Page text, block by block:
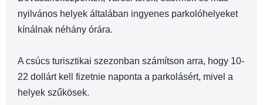
nyilvános helyek általában ingyenes parkolóhelyeket
kínálnak néhány órára.
A csúcs turisztikai szezonban számítson arra, hogy 10-
22 dollárt kell fizetnie naponta a parkolásért, mivel a
helyek szűkösek.